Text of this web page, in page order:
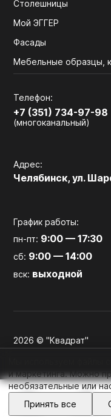
Главная Каталог
Столешницы
Мой ЭГГЕР
Фасады
Мебельные образцы,
Телефон:
+7 (351) 734-97-98
(многоканальный)
Адрес:
Челябинск, ул.
График работы:
пн-пт: 9:00 — 17:30
сб: 9:00 — 14:00
вск: выходной
2026 © "Квадрат"
и маркетинга. Можно
необязательные или
Принять все